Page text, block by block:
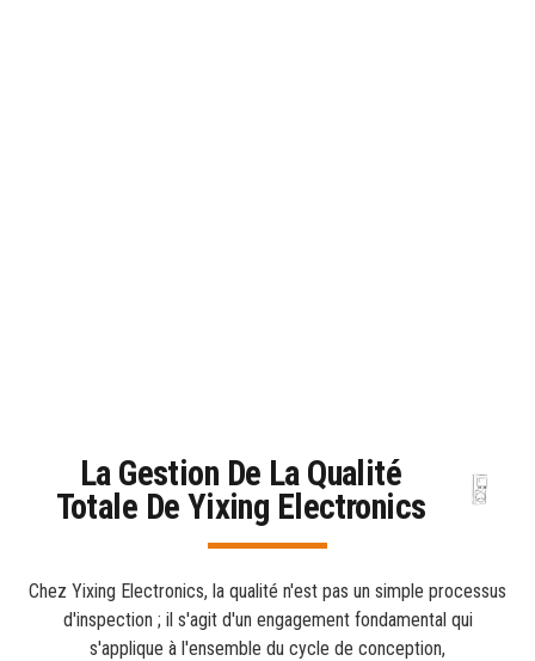
La Gestion De La Qualité
Totale De Yixing Electronics
Chez Yixing Electronics, la qualité n'est pas un simple processus
d'inspection ; il s'agit d'un engagement fondamental qui
s'applique à l'ensemble du cycle de conception,